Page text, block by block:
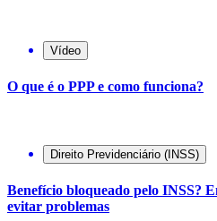
Vídeo
O que é o PPP e como funciona?
Direito Previdenciário (INSS)
Benefício bloqueado pelo INSS?
evitar problemas